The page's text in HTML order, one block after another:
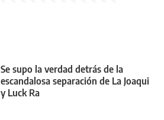
Se supo la verdad detrás de la
escandalosa separación de La Joaqui
y Luck Ra